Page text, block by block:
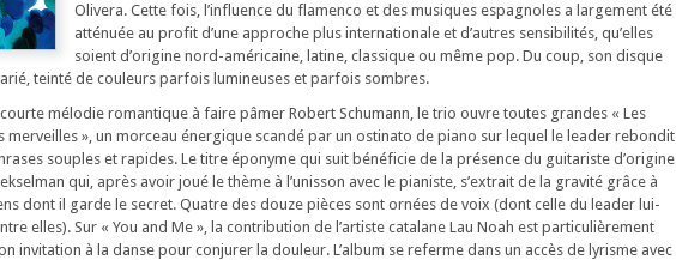
Olivera. Cette fois, l’influence du flamenco et des musiques espagnoles a largement été
atténuée au profit d’une approche plus internationale et d’autres sensibilités, qu’elles
soient d’origine nord-américaine, latine, classique ou même pop. Du coup, son disque
teinté de couleurs parfois lumineuses et parfois sombres.
courte mélodie romantique à faire pâmer Robert Schumann, le trio ouvre toutes grandes « Les
merveilles », un morceau énergique scandé par un ostinato de piano sur lequel le leader rebondit
souples et rapides. Le titre éponyme qui suit bénéficie de la présence du guitariste d’origine
qui, après avoir joué le thème à l’unisson avec le pianiste, s’extrait de la gravité grâce à
dont il garde le secret. Quatre des douze pièces sont ornées de voix (dont celle du leader lui-
elles). Sur « You and Me », la contribution de l’artiste catalane Lau Noah est particulièrement
invitation à la danse pour conjurer la douleur. L’album se referme dans un accès de lyrisme avec